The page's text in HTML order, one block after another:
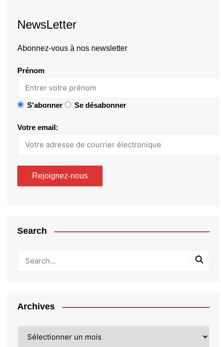
NewsLetter
Abonnez-vous à nos newsletter
Prénom
S'abonner Se désabonner
Votre email:
Search
Archives